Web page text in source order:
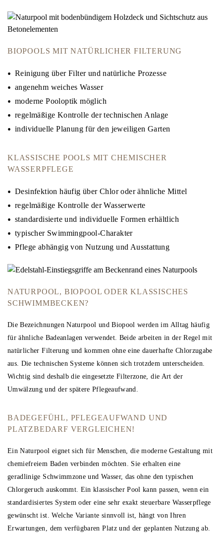
BIOPOOLS MIT NATÜRLICHER FILTERUNG
Reinigung über Filter und natürliche Prozesse
angenehm weiches Wasser
moderne Pooloptik möglich
regelmäßige Kontrolle der technischen Anlage
individuelle Planung für den jeweiligen Garten
KLASSISCHE POOLS MIT CHEMISCHER
WASSERPFLEGE
Desinfektion häufig über Chlor oder ähnliche Mittel
regelmäßige Kontrolle der Wasserwerte
standardisierte und individuelle Formen erhältlich
typischer Swimmingpool-Charakter
Pflege abhängig von Nutzung und Ausstattung
NATURPOOL, BIOPOOL ODER KLASSISCHES
SCHWIMMBECKEN?
Die Bezeichnungen Naturpool und Biopool werden im Alltag häufig
für ähnliche Badeanlagen verwendet. Beide arbeiten in der Regel mit
natürlicher Filterung und kommen ohne eine dauerhafte Chlorzugabe
aus. Die technischen Systeme können sich trotzdem unterscheiden.
Wichtig sind deshalb die eingesetzte Filterzone, die Art der
Umwälzung und der spätere Pflegeaufwand.
BADEGEFÜHL, PFLEGEAUFWAND UND
PLATZBEDARF VERGLEICHEN!
Ein Naturpool eignet sich für Menschen, die moderne Gestaltung mit
chemiefreiem Baden verbinden möchten. Sie erhalten eine
geradlinige Schwimmzone und Wasser, das ohne den typischen
Chlorgeruch auskommt. Ein klassischer Pool kann passen, wenn ein
standardisiertes System oder eine sehr exakt steuerbare Wasserpflege
gewünscht ist. Welche Variante sinnvoll ist, hängt von Ihren
Erwartungen, dem verfügbaren Platz und der geplanten Nutzung ab.